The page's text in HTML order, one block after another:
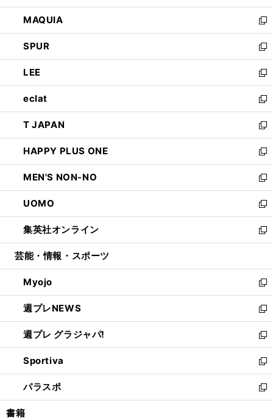
ン
ド
ウ
で
開
く
ウ
ィ
ン
ド
ウ
で
開
く
し
い
ウ
ィ
ン
ド
ウ
で
開
く
MAQUIA
新
し
い
ウ
ィ
ン
ド
ウ
で
開
く
SPUR
新
し
い
ウ
ィ
ン
ド
ウ
で
開
く
LEE
新
し
い
ウ
ィ
ン
ド
ウ
で
開
く
eclat
新
し
い
ウ
ィ
ン
ド
ウ
で
開
く
T JAPAN
新
し
い
ウ
ィ
ン
ド
ウ
で
開
HAPPY PLUS ONE
新
し
い
ウ
ィ
ン
ド
ウ
開
く
MEN'S NON-NO
新
し
い
ウ
ィ
ン
ウ
で
開
く
UOMO
新
し
い
ウ
ン
ド
ウ
で
開
く
集英社オンライン
新
し
ウ
ィ
ン
ド
ウ
で
開
く
芸能・情報・スポーツ
Myojo
新
し
い
ウ
ィ
ン
ド
ウ
で
開
週プレNEWS
新
し
い
ウ
ィ
ン
ド
ウ
週プレ グラジャパ!
新
し
い
ウ
ィ
ン
Sportiva
新
し
い
ウ
パラスポ
新
し
書籍